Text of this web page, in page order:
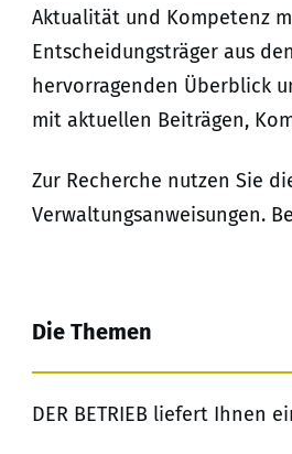
Aktualität und Kompetenz
Entscheidungsträger aus
hervorragenden Überblick
mit aktuellen Beiträgen,
Zur Recherche nutzen Sie
Verwaltungsanweisungen.
Die Themen
DER BETRIEB liefert Ihnen